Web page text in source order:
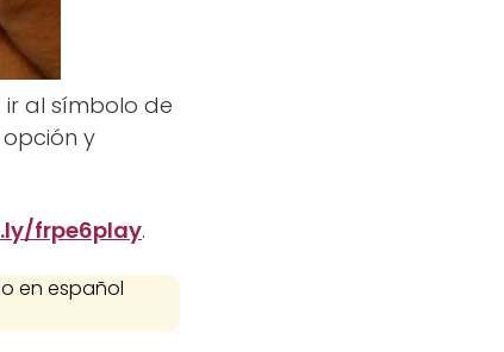
al símbolo de
y
frpe6play.
en español